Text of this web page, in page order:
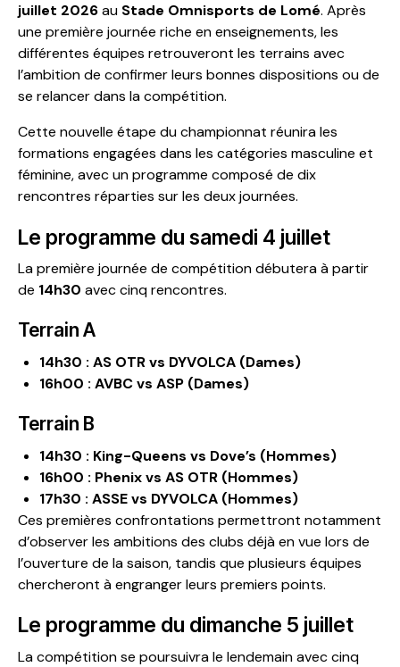
juillet 2026au Stade Omnisports de Lomé. Après
une première journée riche en enseignements, les
différentes équipes retrouveront les terrains avec
l’ambition de confirmer leurs bonnes dispositions ou de
se relancer dans la compétition.
Cette nouvelle étape du championnat réunira les
formations engagées dans les catégories masculine et
féminine, avec un programme composé de dix
rencontres réparties sur les deux journées.
Le programme du samedi 4 juillet
La première journée de compétition débutera à partir
de 14h30 avec cinq rencontres.
Terrain A
14h30 : AS OTR vs DYVOLCA (Dames)
16h00 : AVBC vs ASP (Dames)
Terrain B
14h30 : King-Queens vs Dove’s (Hommes)
16h00 : Phenix vs AS OTR (Hommes)
17h30 : ASSE vs DYVOLCA (Hommes)
Ces premières confrontations permettront notamment
d’observer les ambitions des clubs déjà en vue lors de
l’ouverture de la saison, tandis que plusieurs équipes
chercheront à engranger leurs premiers points.
Le programme du dimanche 5 juillet
La compétition se poursuivra le lendemain avec cinq